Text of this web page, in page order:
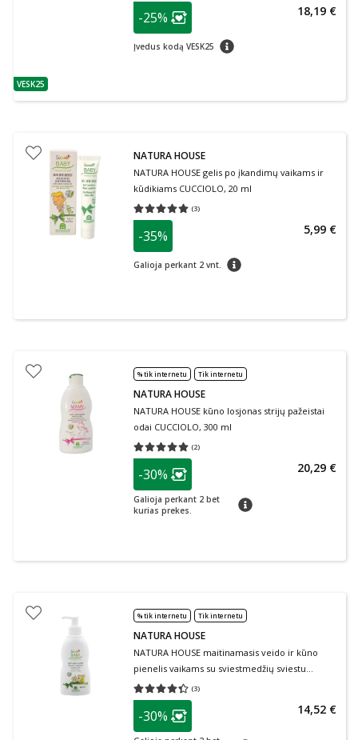
patarimas
VESK25
patarimas
Lojalumo klubo narių nuolaida
-25%
Įvedus kodą VESK25 patarimas
18,19 €
NATURA HOUSE
NATURA HOUSE gelis po įkandimų vaikams ir
kūdikiams CUCCIOLO, 20 ml
(3)
Vidutinis įvertinimas 5.00
-35%
Galioja perkant 2 vnt. patarimas
5,99 €
% tik internetu Tik internetu
NATURA HOUSE
NATURA HOUSE kūno losjonas strijų pažeistai
odai CUCCIOLO, 300 ml
(2)
Vidutinis įvertinimas 5.00
patarimas
Lojalumo klubo narių nuolaida
-30%
Galioja perkant 2 bet
kurias prekes.
patarimas
20,29 €
% tik internetu Tik internetu
NATURA HOUSE
NATURA HOUSE maitinamasis veido ir kūno
pienelis vaikams su sviestmedžių sviestu
CUCCIOLO, 300 ml
(3)
Vidutinis įvertinimas 4.33
patarimas
Lojalumo klubo narių nuolaida
-30% 14,52 €